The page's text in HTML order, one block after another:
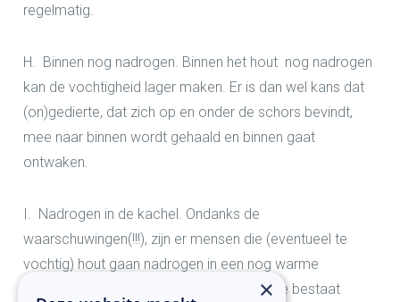
regelmatig.
H. Binnen nog nadrogen. Binnen het hout nog nadrogen
kan de vochtigheid lager maken. Er is dan wel kans dat
(on)gedierte, dat zich op en onder de schors bevindt,
mee naar binnen wordt gehaald en binnen gaat
ontwaken.
I. Nadrogen in de kachel. Ondanks de
waarschuwingen(!!!), zijn er mensen die (eventueel te
vochtig) hout gaan nadrogen in een nog warme
Hiermee bestaat
×